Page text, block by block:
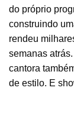
do próprio
construindo
rendeu
semanas
cantora
de estilo. E